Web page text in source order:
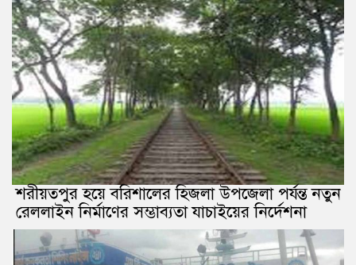
শরীয়তপুর হয়ে বরিশালের হিজলা উপজেলা পর্যন্ত নতুন
রেললাইন নির্মাণের সম্ভাব্যতা যাচাইয়ের নির্দেশনা